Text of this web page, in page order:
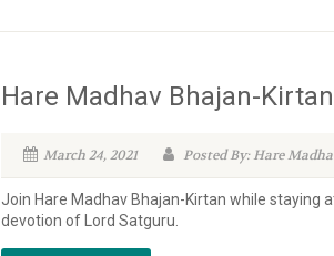
Hare Madhav Bhajan-
March 24, 2021 Posted By: Hare
Join Hare Madhav Bhajan-Kirtan while staying
devotion of Lord Satguru.